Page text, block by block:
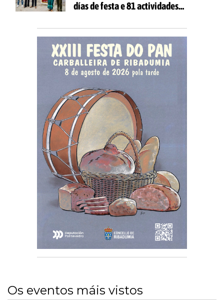
días de festa e 81 actividades
Os eventos máis vistos